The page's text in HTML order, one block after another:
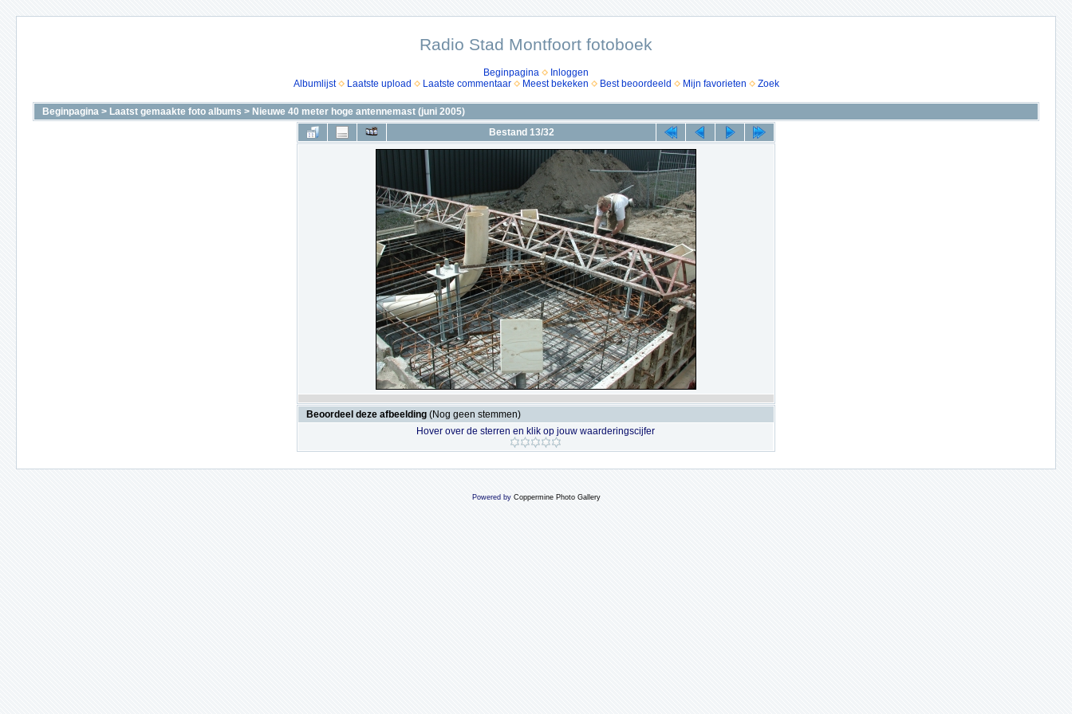
Radio Stad Montfoort fotoboek
Beginpagina
Inloggen
Albumlijst
Laatste upload Laatste commentaar Meest bekeken Best beoordeeld Mijn favorieten Zoek
Beginpagina > Laatst gemaakte foto albums > Nieuwe 40 meter hoge antennemast (juni 2005)
Bestand 13/32
Beoordeel deze afbeelding (Nog geen stemmen)
Hover over de sterren en klik op jouw waarderingscijfer
Powered by Coppermine Photo Gallery